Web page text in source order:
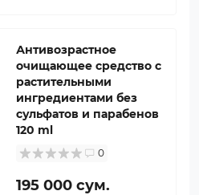
Антивозрастное
очищающее средство с
растительными
ингредиентами без
сульфатов и парабенов
120 ml
0
195 000 сум.